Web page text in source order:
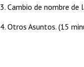
3. Cambio de nombre
4. Otros Asuntos. (15